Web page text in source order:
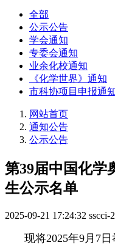
全部
公示公告
学会通知
专委会通知
业余化校通知
《化学世界》通知
市科协项目申报通
网站首页
通知公告
公示公告
第39届中国化学
生公示名单
2025-09-21 17:24:32 sscci-2
现将2025年9月7